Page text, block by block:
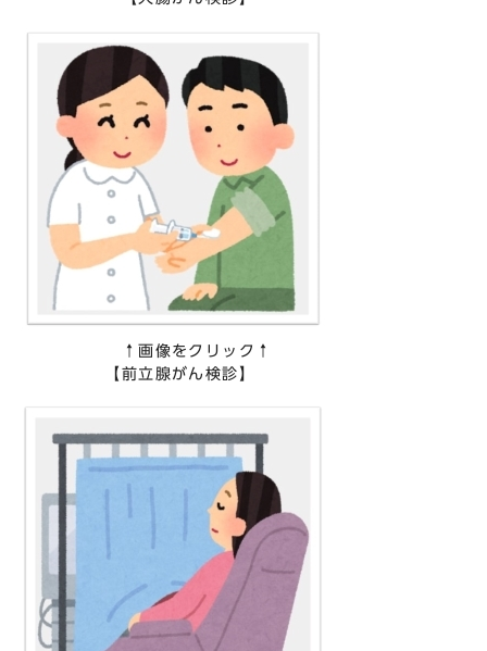
↑画像をクリック↑
【前立腺がん検診】